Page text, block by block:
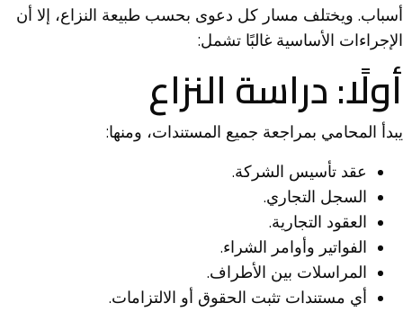
أسباب. ويختلف مسار كل دعوى بحسب طبيعة النزاع، إلا أن
الإجراءات الأساسية غالبًا تشمل:
أولًا: دراسة النزاع
يبدأ المحامي بمراجعة جميع المستندات، ومنها:
عقد تأسيس الشركة.
السجل التجاري.
العقود التجارية.
الفواتير وأوامر الشراء.
المراسلات بين الأطراف.
أي مستندات تثبت الحقوق أو الالتزامات.